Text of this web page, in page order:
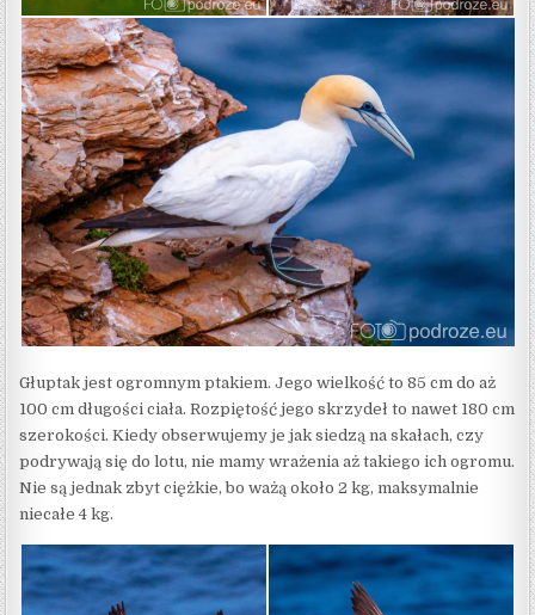
Głuptak jest ogromnym ptakiem. Jego wielkość to 85 cm do aż
100 cm długości ciała. Rozpiętość jego skrzydeł to nawet 180 cm
szerokości. Kiedy obserwujemy je jak siedzą na skałach, czy
podrywają się do lotu, nie mamy wrażenia aż takiego ich ogromu.
Nie są jednak zbyt ciężkie, bo ważą około 2 kg, maksymalnie
niecałe 4 kg.